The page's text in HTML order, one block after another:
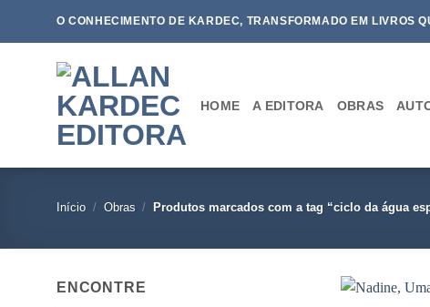
O CONHECIMENTO DE KARDEC, TRANSFORMADO EM LIVROS
HOME A EDITORA OBRAS
Início / Obras / Produtos marcados com a tag “ciclo da água
ENCONTRE